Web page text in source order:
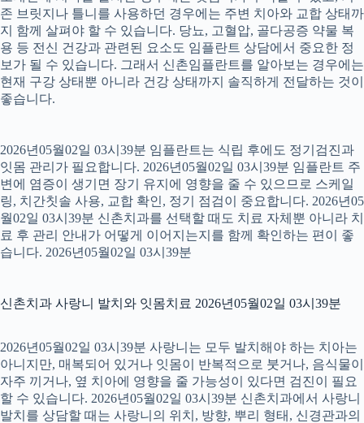
존 브릿지나 틀니를 사용하던 경우에는 주변 치아와 교합 상태까
지 함께 살펴야 할 수 있습니다. 당뇨, 고혈압, 골다공증 약물 복
용 등 전신 건강과 관련된 요소도 임플란트 상담에서 중요한 정
보가 될 수 있습니다. 그래서 신촌임플란트를 알아보는 경우에는
현재 구강 상태뿐 아니라 건강 상태까지 솔직하게 전달하는 것이
좋습니다.
2026년05월02일 03시39분 임플란트는 식립 후에도 정기검진과
잇몸 관리가 필요합니다. 2026년05월02일 03시39분 임플란트 주
변에 염증이 생기면 장기 유지에 영향을 줄 수 있으므로 스케일
링, 치간칫솔 사용, 교합 확인, 정기 점검이 중요합니다. 2026년05
월02일 03시39분 신촌치과를 선택할 때도 치료 자체뿐 아니라 치
료 후 관리 안내가 어떻게 이어지는지를 함께 확인하는 편이 좋
습니다. 2026년05월02일 03시39분
신촌치과 사랑니 발치와 잇몸치료 2026년05월02일 03시39분
2026년05월02일 03시39분 사랑니는 모두 발치해야 하는 치아는
아니지만, 매복되어 있거나 잇몸이 반복적으로 붓거나, 음식물이
자주 끼거나, 옆 치아에 영향을 줄 가능성이 있다면 검진이 필요
할 수 있습니다. 2026년05월02일 03시39분 신촌치과에서 사랑니
발치를 상담할 때는 사랑니의 위치, 방향, 뿌리 형태, 신경관과의